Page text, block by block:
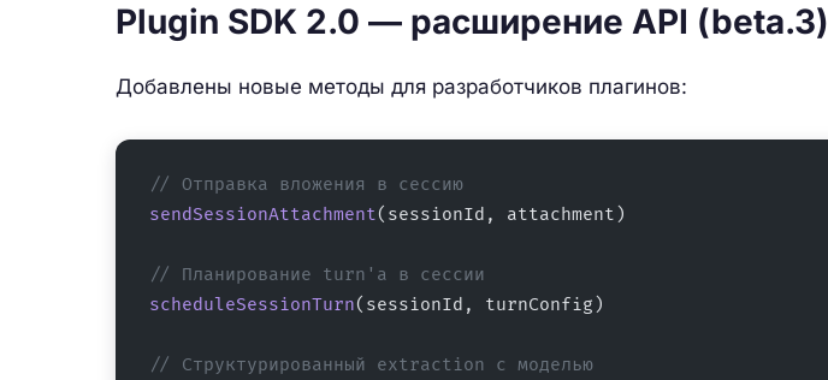
Plugin SDK 2.0 — расширение API (beta.3)
Добавлены новые методы для разработчиков плагинов:
// Отправка вложения в сессию
sendSessionAttachment(sessionId, attachment)
// Планирование turn'а в сессии
scheduleSessionTurn(sessionId, turnConfig)
// Структурированный extraction с моделью